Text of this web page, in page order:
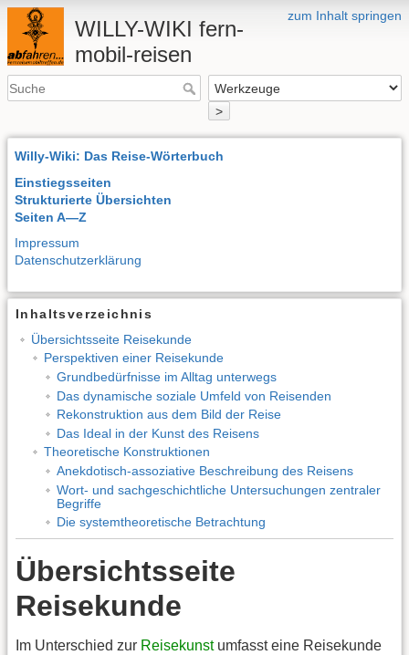
zum Inhalt springen
WILLY-WIKI fern-
mobil-reisen
>
Willy-Wiki: Das Reise-Wörterbuch
Einstiegsseiten
Strukturierte Übersichten
Seiten A—Z
Impressum
Datenschutzerklärung
Inhaltsverzeichnis
Übersichtsseite Reisekunde
Perspektiven einer Reisekunde
Grundbedürfnisse im Alltag unterwegs
Das dynamische soziale Umfeld von Reisenden
Rekonstruktion aus dem Bild der Reise
Das Ideal in der Kunst des Reisens
Theoretische Konstruktionen
Anekdotisch-assoziative Beschreibung des Reisens
Wort- und sachgeschichtliche Untersuchungen zentraler
Begriffe
Die systemtheoretische Betrachtung
Übersichtsseite
Reisekunde
Im Unterschied zur Reisekunstumfasst eine Reisekunde